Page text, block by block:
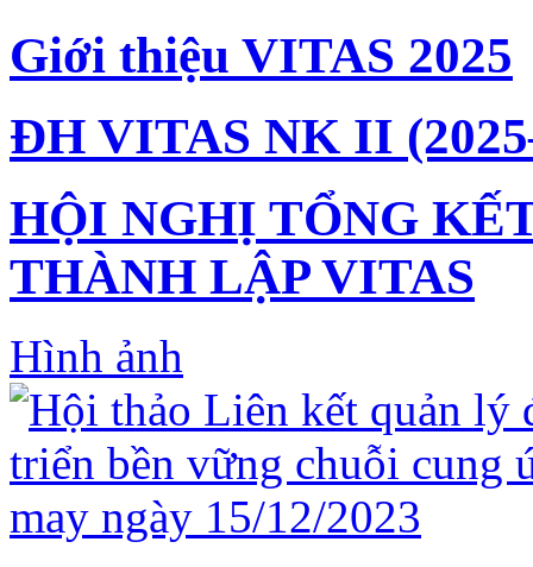
Giới thiệu VITAS 2025
ĐH VITAS NK II
HỘI NGHỊ TỔNG
THÀNH LẬP VITAS
Hình ảnh